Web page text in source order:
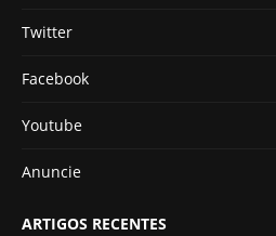
Twitter
Facebook
Youtube
Anuncie
ARTIGOS RECENTES